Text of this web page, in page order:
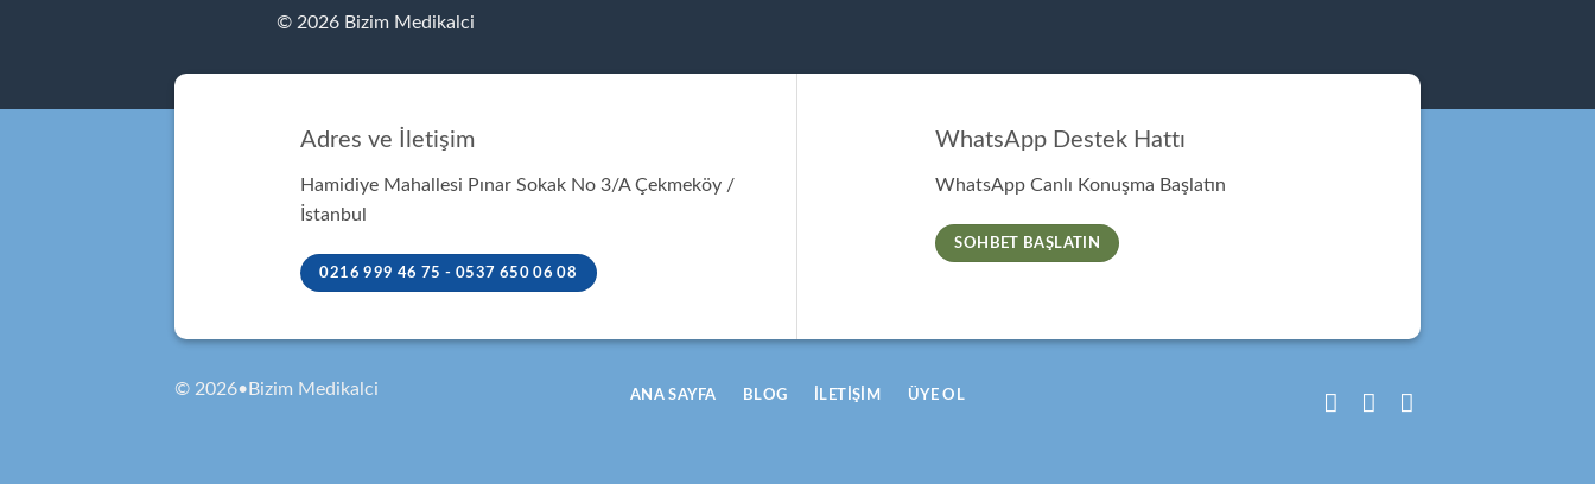
© 2026 Bizim Medikalci
Adres ve İletişim
Hamidiye Mahallesi Pınar Sokak No 3/A Çekmeköy /
İstanbul
0216 999 46 75 - 0537 650 06 08
WhatsApp Destek Hattı
WhatsApp Canlı Konuşma Başlatın
SOHBET BAŞLATIN
© 2026•Bizim Medikalci ANA SAYFA BLOG İLETIŞIM ÜYE OL